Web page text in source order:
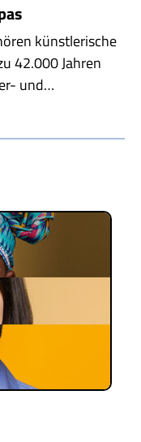
künstlerische
42.000 Jahren
und…